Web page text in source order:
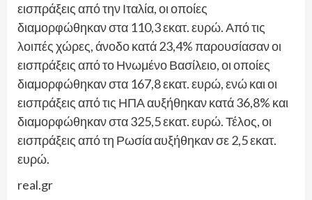
εισπράξεις από την Ιταλία, οι οποίες
διαμορφώθηκαν στα 110,3 εκατ. ευρώ. Από τις
λοιπές χώρες, άνοδο κατά 23,4% παρουσίασαν οι
εισπράξεις από το Ηνωμένο Βασίλειο, οι οποίες
διαμορφώθηκαν στα 167,8 εκατ. ευρώ, ενώ και οι
εισπράξεις από τις ΗΠΑ αυξήθηκαν κατά 36,8% και
διαμορφώθηκαν στα 325,5 εκατ. ευρώ. Τέλος, οι
εισπράξεις από τη Ρωσία αυξήθηκαν σε 2,5 εκατ.
ευρώ.
real.gr